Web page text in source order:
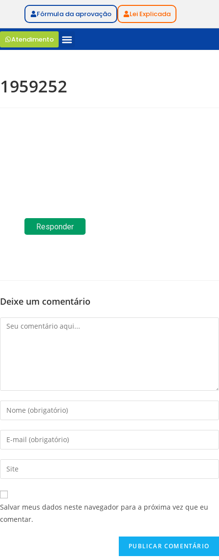
Fórmula da aprovação Lei Explicada
Atendimento
1959252
Responder
Deixe um comentário
Salvar meus dados neste navegador para a próxima vez que eu
comentar.